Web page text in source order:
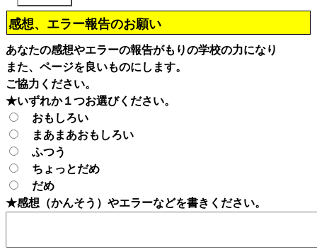
感想、エラー報告のお願い
あなたの感想やエラーの報告がもりの学校の力になり
また、ページを良いものにします。
ご協力ください。
★いずれか１つお選びください。
おもしろい
まあまあおもしろい
ふつう
ちょっとだめ
だめ
★感想（かんそう）やエラーなどを書きください。